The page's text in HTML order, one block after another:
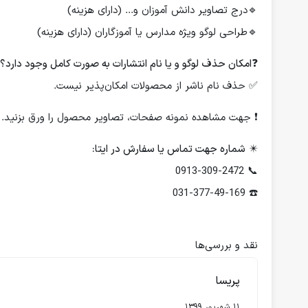
🔹درج تصاویر دانش آموزان و... (دارای هزینه)
🔹طراحی لوگو ویژه مدارس یا آموزگاران (دارای هزینه)
❓امکان حذف لوگو و یا نام انتشارات به صورت کامل وجود دارد؟
✅ حذف نام ناشر از محصولات امکان‌پذیر نیست.
❗️ جهت مشاهده نمونه صفحات، تصاویر محصول را ورق بزنید.
✴️ شماره جهت تماس یا سفارش در ایتا:
📞 0913-309-2472
☎️ 031-377-49-169
نقد و بررسی‌ها
پریسا